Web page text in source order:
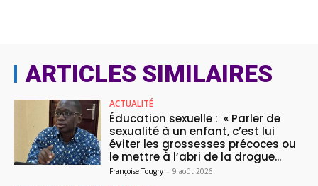
ARTICLES SIMILAIRES
ACTUALITÉ
Éducation sexuelle : « Parler de
sexualité à un enfant, c’est lui
éviter les grossesses précoces ou
le mettre à l’abri de la drogue...
Françoise Tougry - 9 août 2026